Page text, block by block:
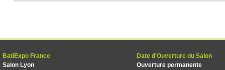
BatiExpo France
Salon Lyon
Date d'Ouverture du Salon
Ouverture permanente